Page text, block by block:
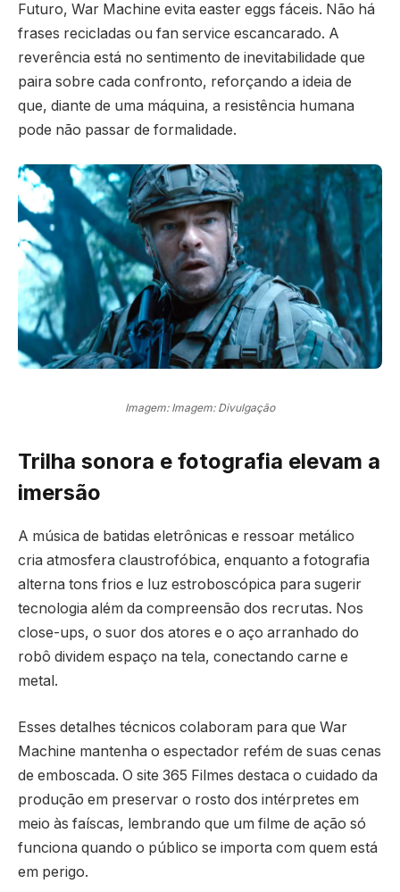
Futuro, War Machine evita easter eggs fáceis. Não há
frases recicladas ou fan service escancarado. A
reverência está no sentimento de inevitabilidade que
paira sobre cada confronto, reforçando a ideia de
que, diante de uma máquina, a resistência humana
pode não passar de formalidade.
Imagem: Imagem: Divulgação
Trilha sonora e fotografia elevam a
imersão
A música de batidas eletrônicas e ressoar metálico
cria atmosfera claustrofóbica, enquanto a fotografia
alterna tons frios e luz estroboscópica para sugerir
tecnologia além da compreensão dos recrutas. Nos
close-ups, o suor dos atores e o aço arranhado do
robô dividem espaço na tela, conectando carne e
metal.
Esses detalhes técnicos colaboram para que War
Machine mantenha o espectador refém de suas cenas
de emboscada. O site 365 Filmes destaca o cuidado da
produção em preservar o rosto dos intérpretes em
meio às faíscas, lembrando que um filme de ação só
funciona quando o público se importa com quem está
em perigo.